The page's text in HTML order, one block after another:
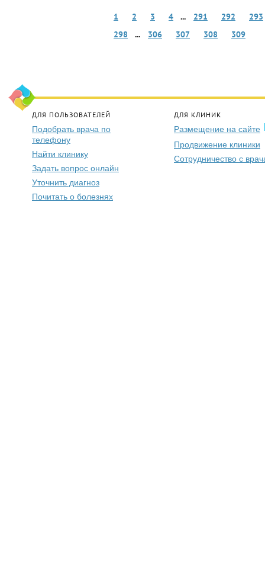
1 2 3 4 ... 291 292
293
298
... 306 307 308 309
ДЛЯ ПОЛЬЗОВАТЕЛЕЙ
Подобрать врача по
телефону
Найти клинику
Задать вопрос онлайн
Уточнить диагноз
Почитать о болезнях
ДЛЯ КЛИНИК
Размещение на сайте
Продвижение клиники
Сотрудничество с